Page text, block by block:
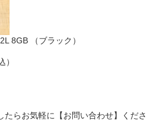
8GB （ブラック）
たらお気軽に【お問い合わせ】くださ